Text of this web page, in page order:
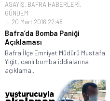
ASAYİŞ, BAFRA HABERLERİ,
GÜNDEM
20 Mart 2016 22:48
Bafra’da Bomba Paniği
Açıklaması
Bafra İlçe Emniyet Müdürü Mustafa
Yiğit, canlı bomba iddialarına
açıklama...